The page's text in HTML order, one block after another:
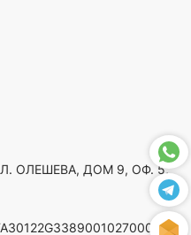
ОЛЕШЕВА, ДОМ 9, ОФ. 5,
в